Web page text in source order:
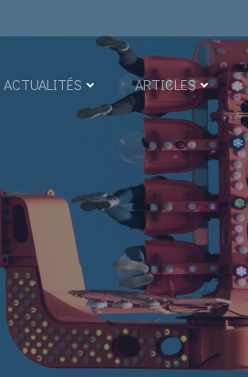
ACTUALITÉS ARTICLES